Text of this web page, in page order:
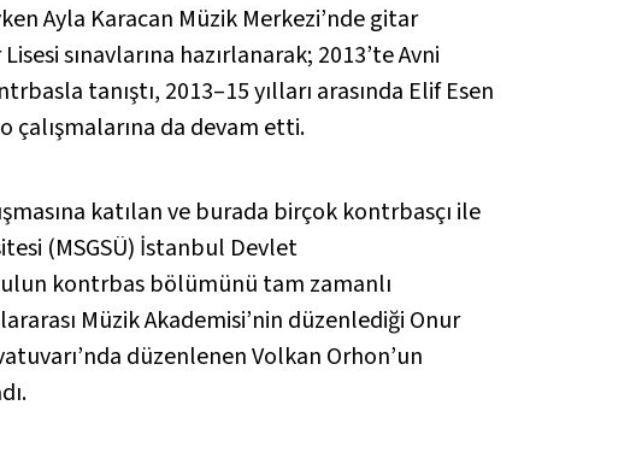
Ayla Karacan Müzik Merkezi’nde gitar
sınavlarına hazırlanarak; 2013’te Avni
tanıştı, 2013–15 yılları arasında Elif Esen
çalışmalarına da devam etti.
katılan ve burada birçok kontrbasçı ile
(MSGSÜ) İstanbul Devlet
kontrbas bölümünü tam zamanlı
Müzik Akademisi’nin düzenlediği Onur
düzenlenen Volkan Orhon’un